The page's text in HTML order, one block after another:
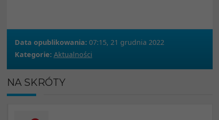
Data opublikowania: 07:15, 21 grudnia 2022
Kategorie: Aktualności
NA SKRÓTY